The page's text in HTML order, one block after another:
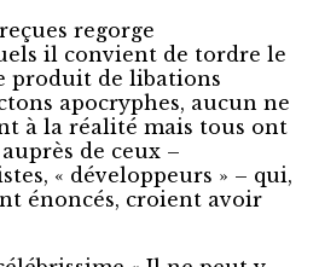
regorge
il convient de tordre le
produit de libations
apocryphes, aucun ne
à la réalité mais tous ont
de ceux –
« développeurs » – qui,
énoncés, croient avoir